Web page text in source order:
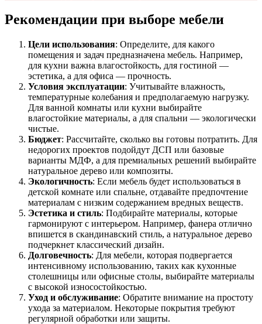
Рекомендации при выборе мебели
Цели использования: Определите, для какого
помещения и задач предназначена мебель. Например,
для кухни важна влагостойкость, для гостиной —
эстетика, а для офиса — прочность.
Условия эксплуатации: Учитывайте влажность,
температурные колебания и предполагаемую нагрузку.
Для ванной комнаты или кухни выбирайте
влагостойкие материалы, а для спальни — экологически
чистые.
Бюджет: Рассчитайте, сколько вы готовы потратить. Для
недорогих проектов подойдут ДСП или базовые
варианты МДФ, а для премиальных решений выбирайте
натуральное дерево или композиты.
Экологичность: Если мебель будет использоваться в
детской комнате или спальне, отдавайте предпочтение
материалам с низким содержанием вредных веществ.
Эстетика и стиль: Подбирайте материалы, которые
гармонируют с интерьером. Например, фанера отлично
впишется в скандинавский стиль, а натуральное дерево
подчеркнет классический дизайн.
Долговечность: Для мебели, которая подвергается
интенсивному использованию, таких как кухонные
столешницы или офисные столы, выбирайте материалы
с высокой износостойкостью.
Уход и обслуживание: Обратите внимание на простоту
ухода за материалом. Некоторые покрытия требуют
регулярной обработки или защиты.